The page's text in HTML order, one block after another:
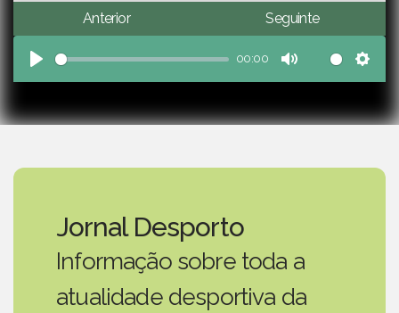
Anterior Seguinte
Play
00:00
Mute
Jornal Desporto
Informação sobre toda a
atualidade desportiva da